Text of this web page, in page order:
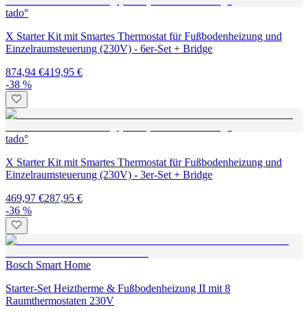
tado°
X Starter Kit mit Smartes Thermostat für Fußbodenheizung und
Einzelraumsteuerung (230V) - 6er-Set + Bridge
874,94 €419,95 €
-38 %
tado°
X Starter Kit mit Smartes Thermostat für Fußbodenheizung und
Einzelraumsteuerung (230V) - 3er-Set + Bridge
469,97 €287,95 €
-36 %
Bosch Smart Home
Starter-Set Heiztherme & Fußbodenheizung II mit 8
Raumthermostaten 230V